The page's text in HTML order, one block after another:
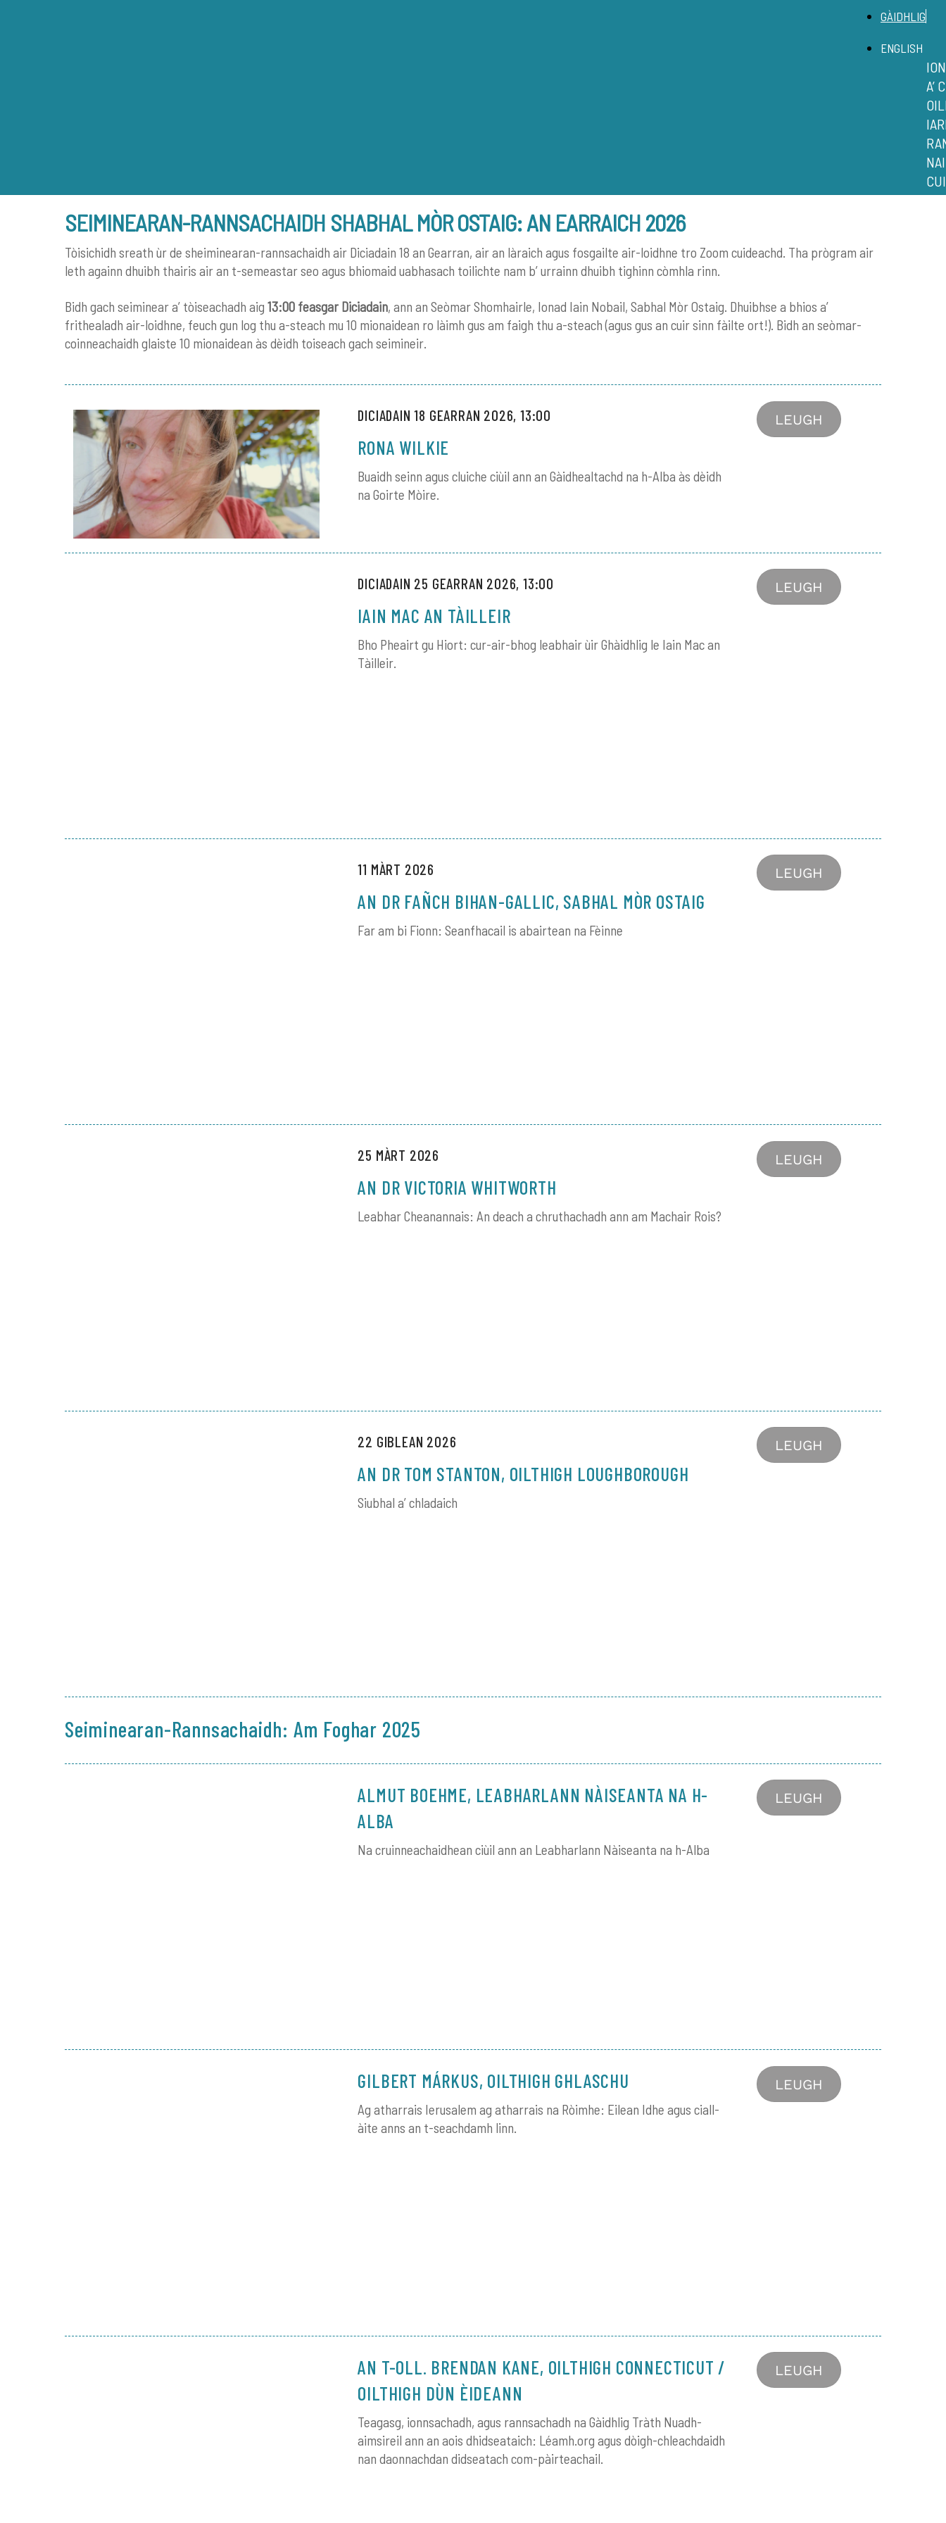
GÀIDHLIG
ENGLISH
A’
SEIMINEARAN-RANNSACHAIDH SHABHAL MÒR OSTAIG: AN EARRAICH 2026
Tòisichidh sreath ùr de sheiminearan-rannsachaidh air Diciadain 18 an Gearran, air an làraich agus fosgailte air-loidhne tro Zoom cuideachd. Tha prògram air
leth againn dhuibh thairis air an t-semeastar seo agus bhiomaid uabhasach toilichte nam b’ urrainn dhuibh tighinn còmhla rinn.
Bidh gach seiminear a’ tòiseachadh aig 13:00 feasgar Diciadain, ann an Seòmar Shomhairle, Ionad Iain Nobail, Sabhal Mòr Ostaig. Dhuibhse a bhios a’
frithealadh air-loidhne, feuch gun log thu a-steach mu 10 mionaidean ro làimh gus am faigh thu a-steach (agus gus an cuir sinn fàilte ort!). Bidh an seòmar-
coinneachaidh glaiste 10 mionaidean às dèidh toiseach gach seimineir.
DICIADAIN 18 GEARRAN 2026, 13:00
RONA WILKIE
Buaidh seinn agus cluiche ciùil ann an Gàidhealtachd na h-Alba às dèidh
na Goirte Mòire.
LEUGH
DICIADAIN 25 GEARRAN 2026, 13:00
IAIN MAC AN TÀILLEIR
Bho Pheairt gu Hiort: cur-air-bhog leabhair ùir Ghàidhlig le Iain Mac an
Tàilleir.
LEUGH
11 MÀRT 2026
AN DR FAÑCH BIHAN-GALLIC, SABHAL MÒR OSTAIG
Far am bi Fionn: Seanfhacail is abairtean na Fèinne
LEUGH
25 MÀRT 2026
AN DR VICTORIA WHITWORTH
Leabhar Cheanannais: An deach a chruthachadh ann am Machair Rois?
LEUGH
22 GIBLEAN 2026
AN DR TOM STANTON, OILTHIGH LOUGHBOROUGH
Siubhal a’ chladaich
LEUGH
Seiminearan-Rannsachaidh: Am Foghar 2025
ALMUT BOEHME, LEABHARLANN NÀISEANTA NA H-
ALBA
Na cruinneachaidhean ciùil ann an Leabharlann Nàiseanta na h-Alba
LEUGH
GILBERT MÁRKUS, OILTHIGH GHLASCHU
Ag atharrais Ierusalem ag atharrais na Ròimhe: Eilean Idhe agus ciall-
àite anns an t-seachdamh linn.
LEUGH
AN T-OLL. BRENDAN KANE, OILTHIGH CONNECTICUT /
OILTHIGH DÙN ÈIDEANN
Teagasg, ionnsachadh, agus rannsachadh na Gàidhlig Tràth Nuadh-
aimsireil ann an aois dhidseataich: Léamh.org agus dòigh-chleachdaidh
nan daonnachdan didseatach com-pàirteachail.
LEUGH